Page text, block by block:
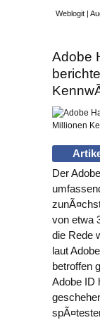
Weblogit |
Adobe
Der
von etwa
die Rede
laut
betroffen
Adobe ID